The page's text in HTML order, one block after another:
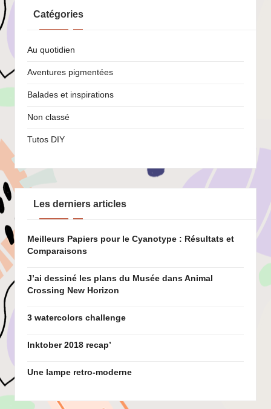
Catégories
Au quotidien
Aventures pigmentées
Balades et inspirations
Non classé
Tutos DIY
Les derniers articles
Meilleurs Papiers pour le Cyanotype : Résultats et
Comparaisons
J’ai dessiné les plans du Musée dans Animal
Crossing New Horizon
3 watercolors challenge
Inktober 2018 recap’
Une lampe retro-moderne